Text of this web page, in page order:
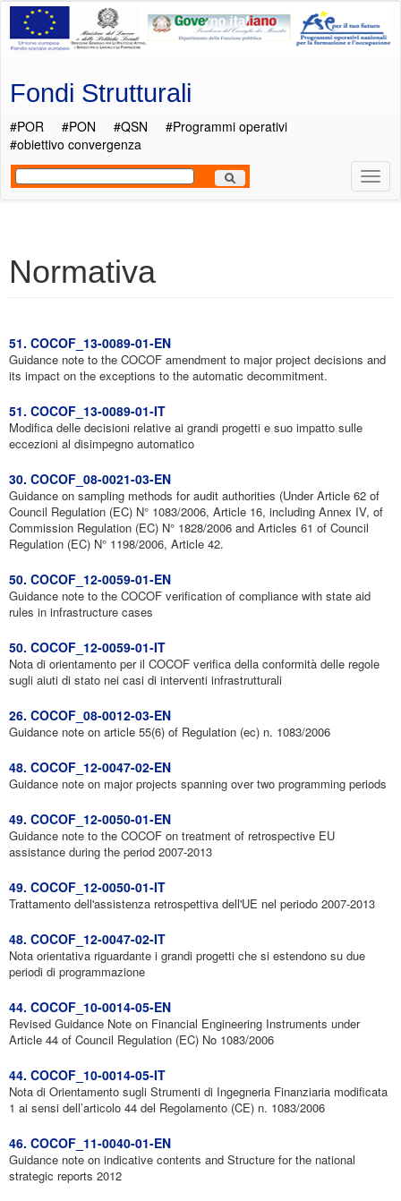
Salta al contenuto principale
Fondi Strutturali
#POR #PON #QSN
#Programmi operativi
#obiettivo convergenza
Menù
Normativa
51. COCOF_13-0089-01-EN
Guidance note to the COCOF amendment to major project decisions and
its impact on the exceptions to the automatic decommitment.
51. COCOF_13-0089-01-IT
Modifica delle decisioni relative ai grandi progetti e suo impatto sulle
eccezioni al disimpegno automatico
30. COCOF_08-0021-03-EN
Guidance on sampling methods for audit authorities (Under Article 62 of
Council Regulation (EC) N° 1083/2006, Article 16, including Annex IV, of
Commission Regulation (EC) N° 1828/2006 and Articles 61 of Council
Regulation (EC) N° 1198/2006, Article 42.
50. COCOF_12-0059-01-EN
Guidance note to the COCOF verification of compliance with state aid
rules in infrastructure cases
50. COCOF_12-0059-01-IT
Nota di orientamento per il COCOF verifica della conformità delle regole
sugli aiuti di stato nei casi di interventi infrastrutturali
26. COCOF_08-0012-03-EN
Guidance note on article 55(6) of Regulation (ec) n. 1083/2006
48. COCOF_12-0047-02-EN
Guidance note on major projects spanning over two programming periods
49. COCOF_12-0050-01-EN
Guidance note to the COCOF on treatment of retrospective EU
assistance during the period 2007-2013
49. COCOF_12-0050-01-IT
Trattamento dell'assistenza retrospettiva dell'UE nel periodo 2007-2013
48. COCOF_12-0047-02-IT
Nota orientativa riguardante i grandi progetti che si estendono su due
periodi di programmazione
44. COCOF_10-0014-05-EN
Revised Guidance Note on Financial Engineering Instruments under
Article 44 of Council Regulation (EC) No 1083/2006
44. COCOF_10-0014-05-IT
Nota di Orientamento sugli Strumenti di Ingegneria Finanziaria modificata
1 ai sensi dell’articolo 44 del Regolamento (CE) n. 1083/2006
46. COCOF_11-0040-01-EN
Guidance note on indicative contents and Structure for the national
strategic reports 2012